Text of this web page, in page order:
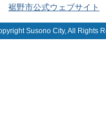
裾野市公式ウェブサイト
Susono City, All Rights